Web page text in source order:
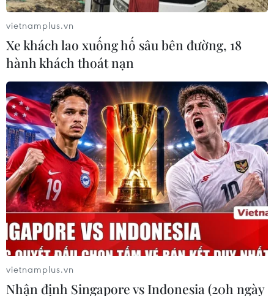
TIN LIÊN QUAN
Kinh tế Đức tiếp tục tụt hậu so với nhiều
quốc gia công nghiệp khác
27/12/2023 22:43
Suy thoái kinh tế đang làm chậm quá trình số hóa tại
vietnamplus.vn
Xe khách lao xuống hố sâu bên đường, 18
hành khách thoát nạn
vietnamplus.vn
Nhận định Singapore vs Indonesia (20h ngày